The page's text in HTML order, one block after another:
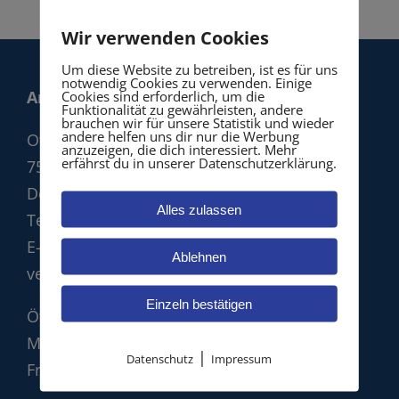
Armbruster Verzahnungstechnik GmbH
Otto-Hahn-Str. 10
75248 Ölbronn-Dürrn
Deutschland
Telefon:
07237 4519962
E-Mail:
info@armbruster-
verzahnungstechnik.de
Öffnungszeiten:
Mo.-Do.: 08:00 – 16:30 Uhr
Fr.: 08:00 – 13:00 Uhr
Wir verwenden Cookies
Um diese Website zu betreiben, ist es für uns
notwendig Cookies zu verwenden. Einige
Cookies sind erforderlich, um die
Funktionalität zu gewährleisten, andere
brauchen wir für unsere Statistik und wieder
andere helfen uns dir nur die Werbung
anzuzeigen, die dich interessiert. Mehr
erfährst du in unserer Datenschutzerklärung.
Alles zulassen
Ablehnen
Einzeln bestätigen
Datenschutz | Impressum